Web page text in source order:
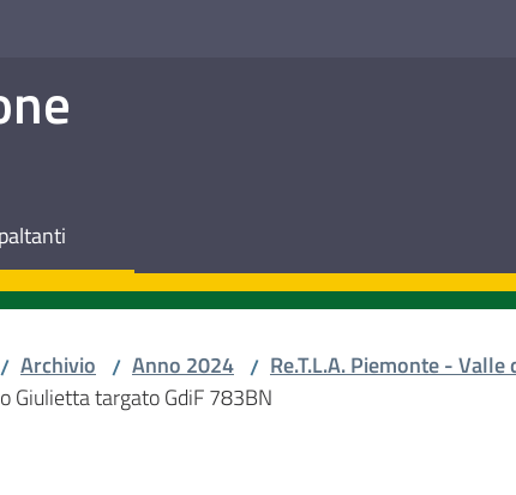
/ Archivio / Anno 2024 / Re.T.L.A. Piemonte - Valle
Giulietta targato GdiF 783BN